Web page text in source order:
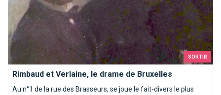
SORTIR
Rimbaud et Verlaine, le drame de Bruxelles
Au n°1 de la rue des Brasseurs, se joue le fait-divers le plus